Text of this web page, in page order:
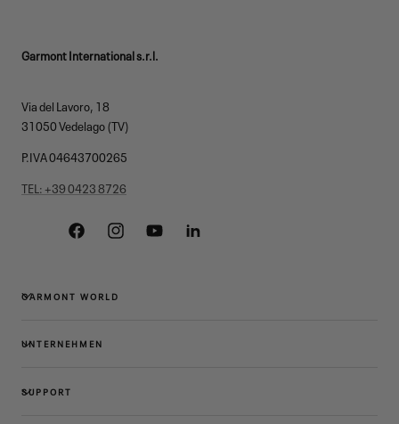
Garmont International s.r.l.
Via del Lavoro, 18
31050 Vedelago (TV)
P.IVA 04643700265
TEL: +39 0423 8726
FacebookInstagramYouTubeLinkedin
GARMONT WORLD
UNTERNEHMEN
SUPPORT